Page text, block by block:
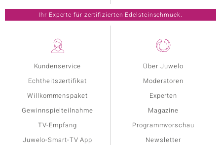
Kundenservice
Echtheitszertifikat
Willkommenspaket
Gewinnspielteilnahme
TV-Empfang
Juwelo-Smart-TV App
Über Juwelo
Moderatoren
Experten
Magazine
Programmvorschau
Newsletter
Ihr Experte für zertifizierten Edelsteinschmuck.